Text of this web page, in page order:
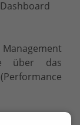
über das